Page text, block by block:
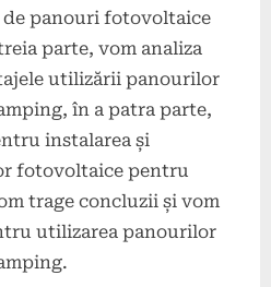
panouri fotovoltaice
parte, vom analiza
utilizării panourilor
în a patra parte,
instalarea și
fotovoltaice pentru
trage concluzii și vom
utilizarea panourilor